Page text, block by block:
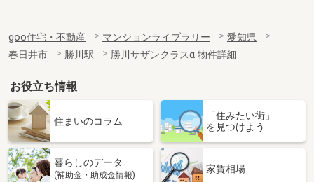
goo住宅・不動産 マンションライブラリー
愛知県
春日井市
勝川駅 勝川サザンクラスα 物件詳細
お役立ち情報
住まいのコラム
「住みたい街」
を見つけよう
暮らしのデータ
(補助金・助成金情報)
家賃相場